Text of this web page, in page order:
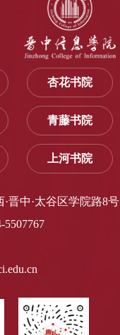
杏花书院
青藤书院
上河书院
·晋中·太谷区学院路8号
5507767